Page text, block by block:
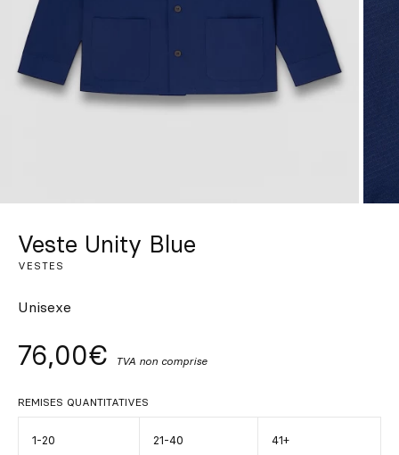
S’inspirer
Rechercher
Veste Unity Blue
VESTES
Unisexe
76,00€ TVA non comprise
REMISES QUANTITATIVES
1-20 21-40 41+